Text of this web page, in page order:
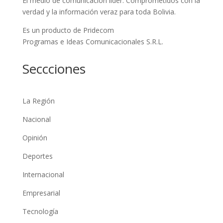
verdad y la información veraz para toda Bolivia.
Es un producto de Pridecom
Programas e Ideas Comunicacionales S.R.L.
Seccciones
La Región
Nacional
Opinión
Deportes
Internacional
Empresarial
Tecnología